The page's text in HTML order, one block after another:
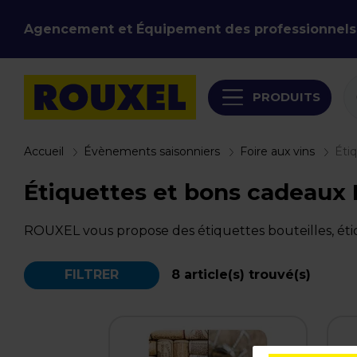
Agencement et Équipement des professionnels
PRODUITS
Accueil Évènements saisonniers Foire aux vins
Étiquettes et bons cadeaux
ROUXEL vous propose des étiquettes bouteilles,
FILTRER 8 article(s) trouvé(s)